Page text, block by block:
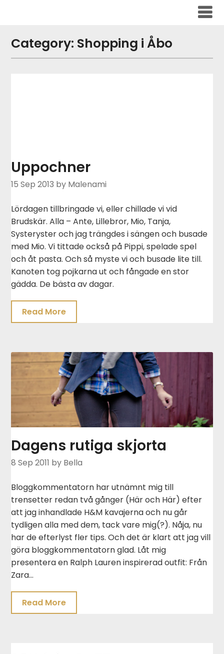
Category: Shopping i Åbo
Uppochner
15 Sep 2013 by Malenami
Lördagen tillbringade vi, eller chillade vi vid
Brudskär. Alla – Ante, Lillebror, Mio, Tanja,
Systeryster och jag trängdes i sängen och busade
med Mio. Vi tittade också på Pippi, spelade spel
och åt pasta. Och så myste vi och busade lite till.
Kanoten tog pojkarna ut och fångade en stor
gädda. De bästa av dagar.
Read More
Dagens rutiga skjorta
8 Sep 2011 by Bella
Bloggkommentatorn har utnämnt mig till
trensetter redan två gånger (Här och Här) efter
att jag inhandlade H&M kavajerna och nu går
tydligen alla med dem, tack vare mig(?). Nåja, nu
har de efterlyst fler tips. Och det är klart att jag vill
göra bloggkommentatorn glad. Låt mig
presentera en Ralph Lauren inspirerad outfit: Från
Zara…
Read More